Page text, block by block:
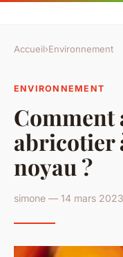
Accueil›Environnement
ENVIRONNEMENT
Comment
abricotier
noyau ?
simone — 14 mars